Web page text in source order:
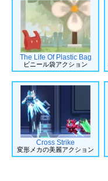
The Life Of Plastic Bag
ビニール袋アクション
Cross Strike
変形メカの美麗アクション